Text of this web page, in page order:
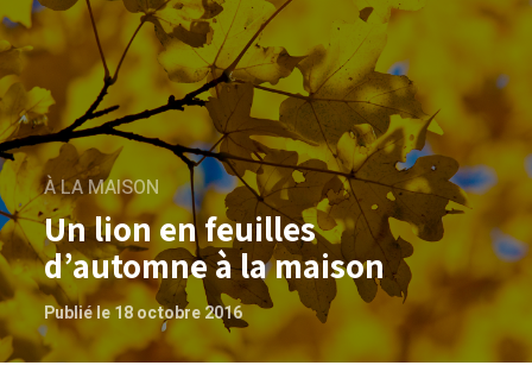
À LA MAISON
Un lion en feuilles
d’automne à la maison
Publié le 18 octobre 2016